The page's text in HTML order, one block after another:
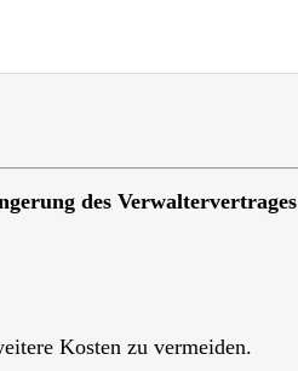
des Verwaltervertrages
Kosten zu vermeiden.